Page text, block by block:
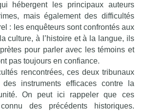
hébergent les principaux auteurs
mais également des difficultés
: les enquêteurs sont confrontés aux
culture, à l’histoire et à la langue, ils
pour parler avec les témoins et
pas toujours en confiance.
rencontrées, ces deux tribunaux
des instruments efficaces contre la
On peut ici rappeler que ces
des précédents historiques.